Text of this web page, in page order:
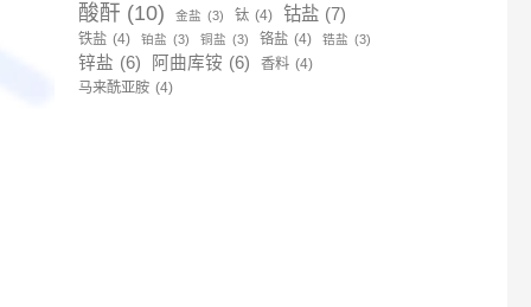
酸酐 (10) 金盐 (3) 钛 (4) 钴盐 (7)
铁盐 (4) 铂盐 (3) 铜盐 (3) 铬盐 (4) 锆盐 (3)
锌盐 (6) 阿曲库铵 (6) 香料 (4)
马来酰亚胺 (4)